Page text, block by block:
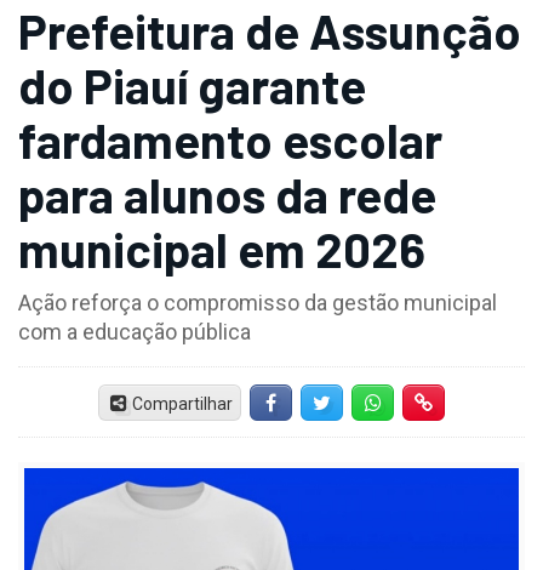
Prefeitura de Assunção
do Piauí garante
fardamento escolar
para alunos da rede
municipal em 2026
Ação reforça o compromisso da gestão municipal
com a educação pública
Compartilhar FacebookTwitter Whatsapp